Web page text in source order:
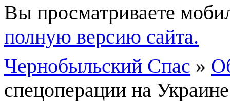
Вы просматриваете
полную версию сайта.
Чернобыльский Спас »
спецоперации на